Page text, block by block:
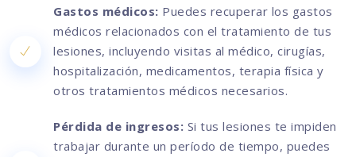
Gastos médicos: Puedes recuperar los gastos
médicos relacionados con el tratamiento de tus
lesiones, incluyendo visitas al médico, cirugías,
hospitalización, medicamentos, terapia física y
otros tratamientos médicos necesarios.
Pérdida de ingresos: Si tus lesiones te impiden
trabajar durante un período de tiempo, puedes